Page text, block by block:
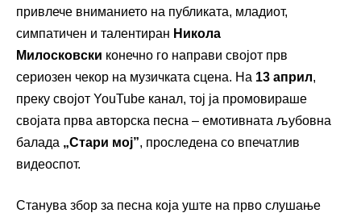
привлече вниманието на публиката, младиот,
симпатичен и талентиран Никола
Милосковски конечно го направи својот прв
сериозен чекор на музичката сцена. На 13 април,
преку својот YouTube канал, тој ја промовираше
својата прва авторска песна – емотивната љубовна
балада „Стари мој”, проследена со впечатлив
видеоспот.
Станува збор за песна која уште на прво слушање